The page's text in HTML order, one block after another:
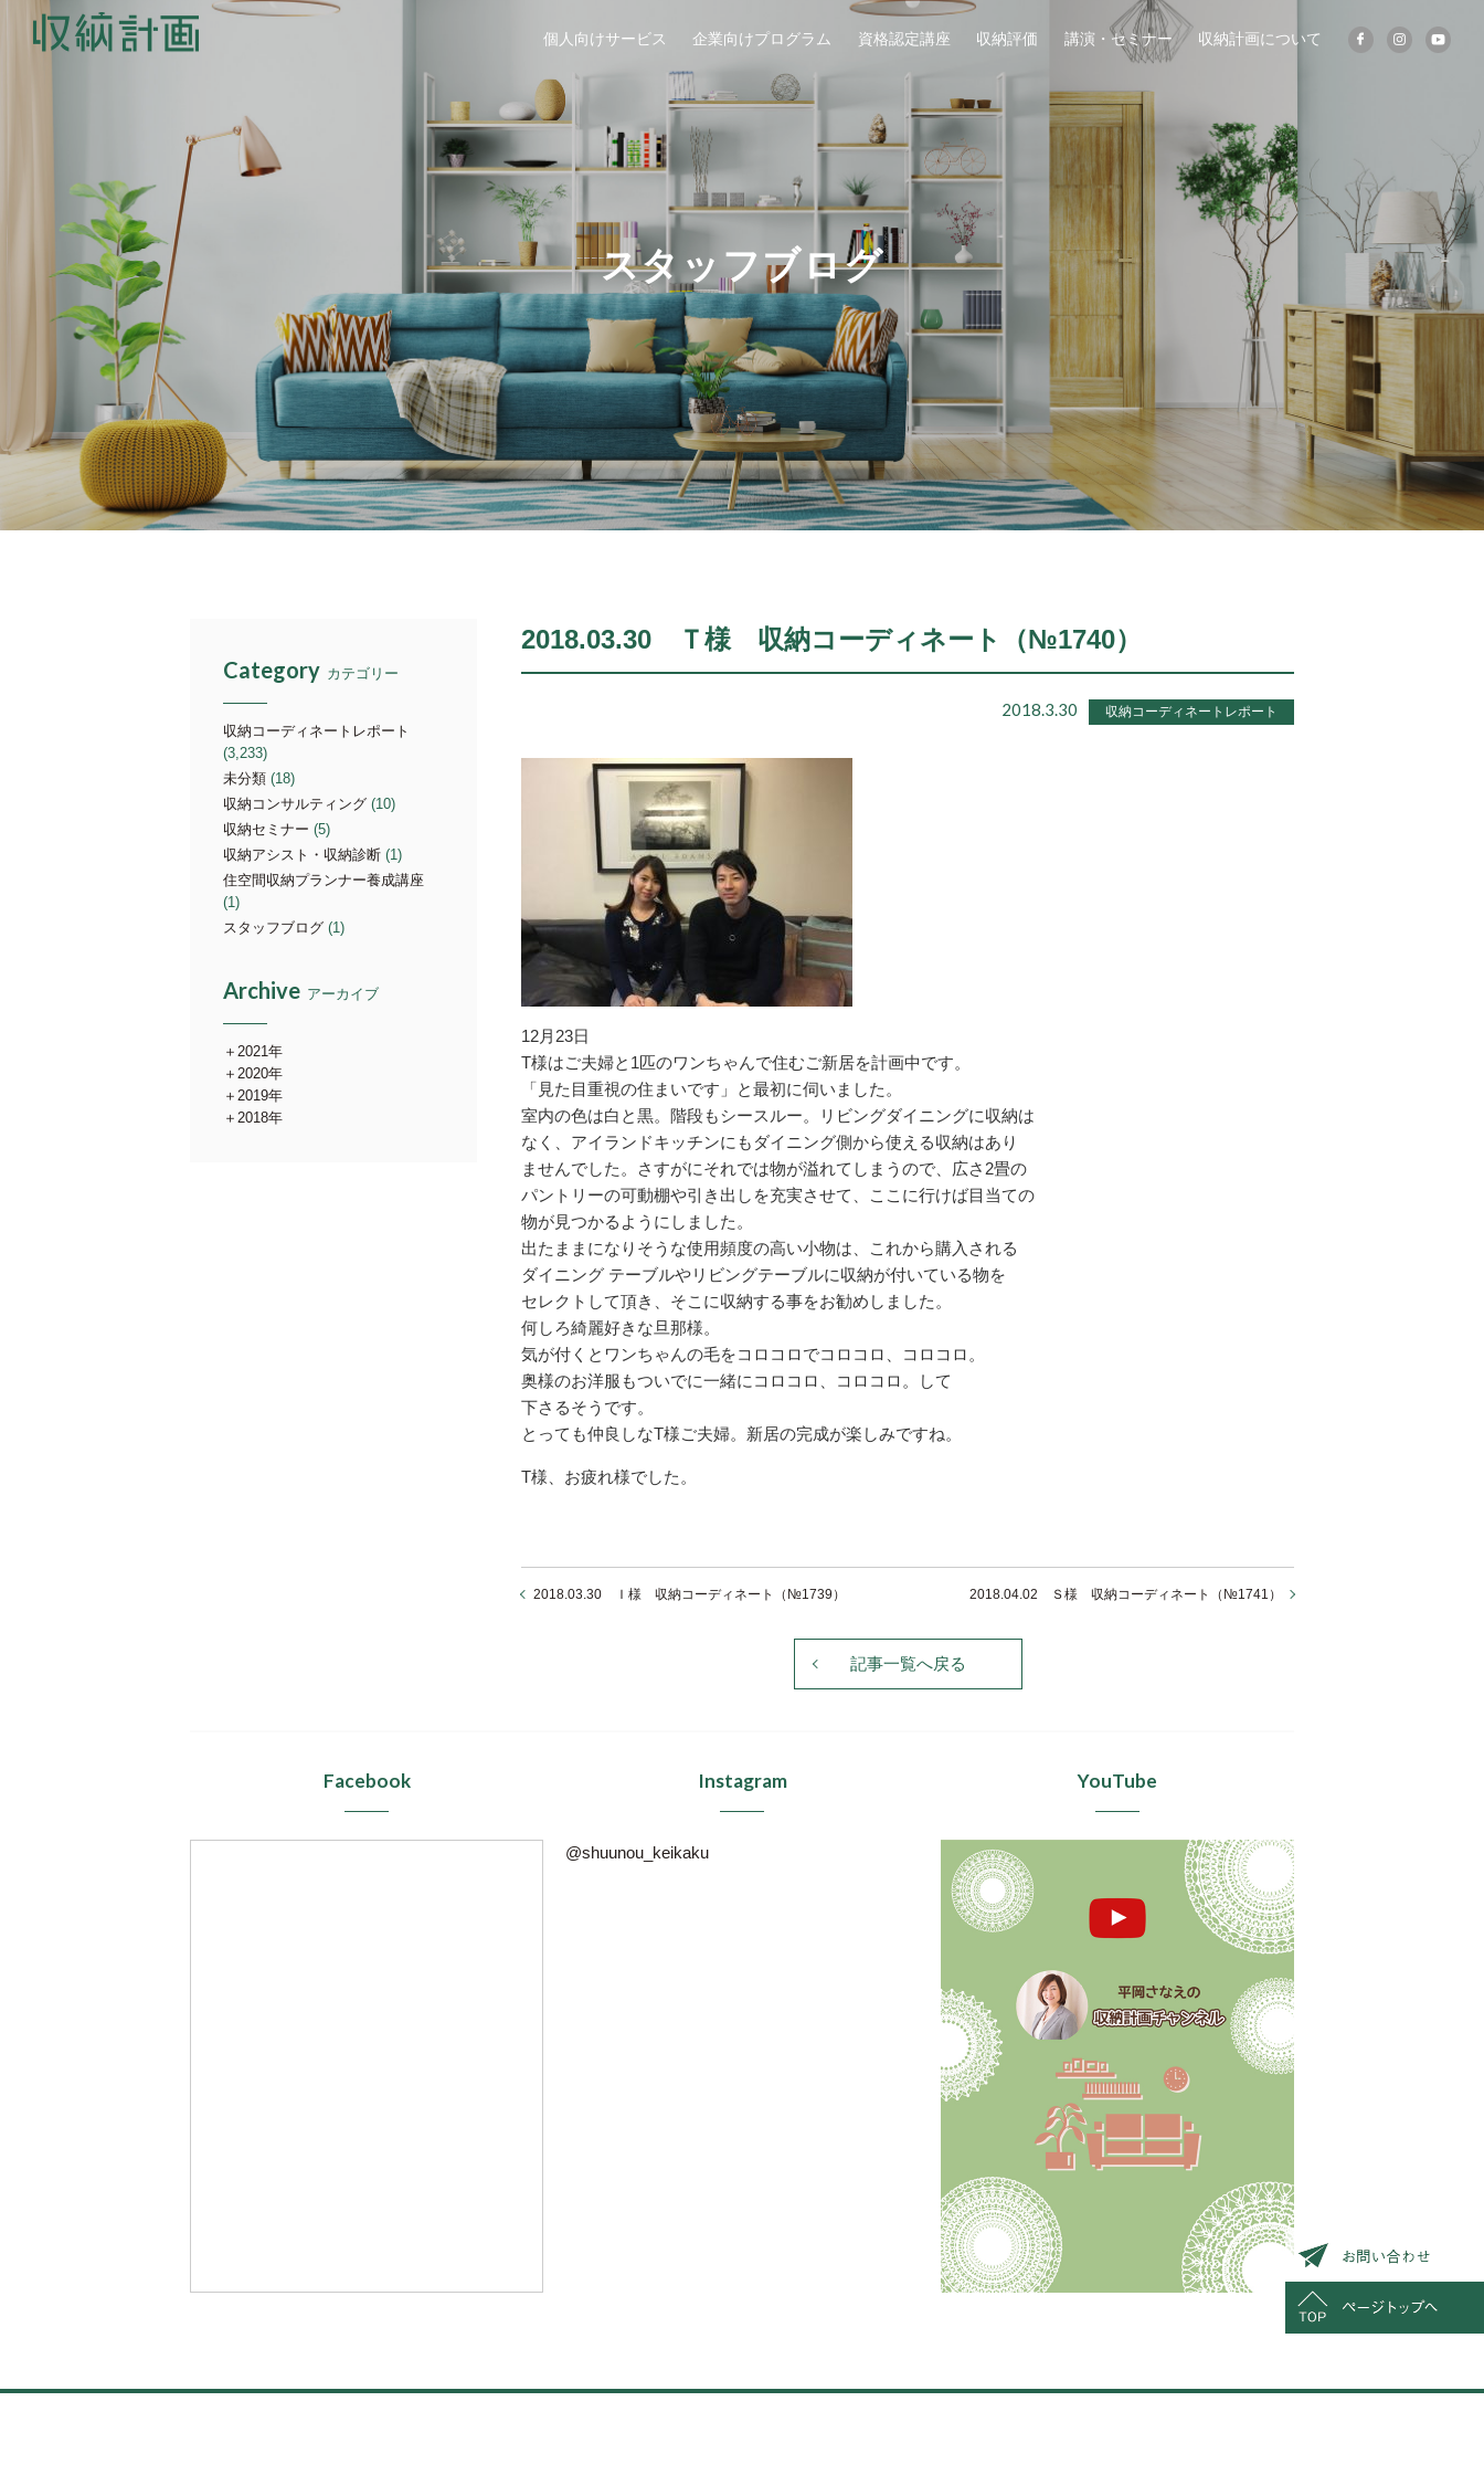
個人向けサービス 企業向けプログラム 資格認定講座 収納評価 講演・セミナー 収納計画について
スタッフブログ
2018.03.30 Ｔ様 収納コーディネート（№1740）
2018.3.30 収納コーディネートレポート
12月23日
T様はご夫婦と1匹のワンちゃんで住むご新居を計画中です。
「見た目重視の住まいです」と最初に伺いました。
室内の色は白と黒。階段もシースルー。リビングダイニングに収納は
なく、アイランドキッチンにもダイニング側から使える収納はあり
ませんでした。さすがにそれでは物が溢れてしまうので、広さ2畳の
パントリーの可動棚や引き出しを充実させて、ここに行けば目当ての
物が見つかるようにしました。
出たままになりそうな使用頻度の高い小物は、これから購入される
ダイニング テーブルやリビングテーブルに収納が付いている物を
セレクトして頂き、そこに収納する事をお勧めしました。
何しろ綺麗好きな旦那様。
気が付くとワンちゃんの毛をコロコロでコロコロ、コロコロ。
奥様のお洋服もついでに一緒にコロコロ、コロコロ。して
下さるそうです。
とっても仲良しなT様ご夫婦。新居の完成が楽しみですね。
T様、お疲れ様でした。
2018.03.30 Ｉ様 収納コーディネート（№1739） 2018.04.02 Ｓ様 収納コーディネート（№1741）
記事一覧へ戻る
Category カテゴリー
収納コーディネートレポート
(3,233)
未分類 (18)
収納コンサルティング (10)
収納セミナー (5)
収納アシスト・収納診断 (1)
住空間収納プランナー養成講座
(1)
スタッフブログ (1)
Archive アーカイブ
2021年
2020年
2019年
2018年
Facebook Instagram
@shuunou_keikaku
YouTube